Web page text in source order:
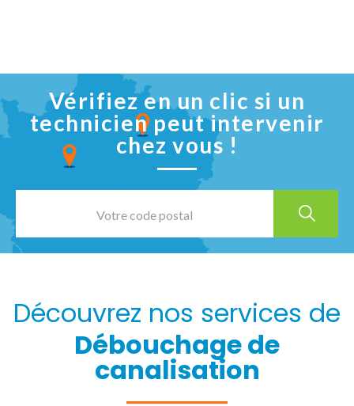
Vérifiez en un clic si un
technicien peut intervenir
chez vous !
Découvrez nos services de
Débouchage de
canalisation